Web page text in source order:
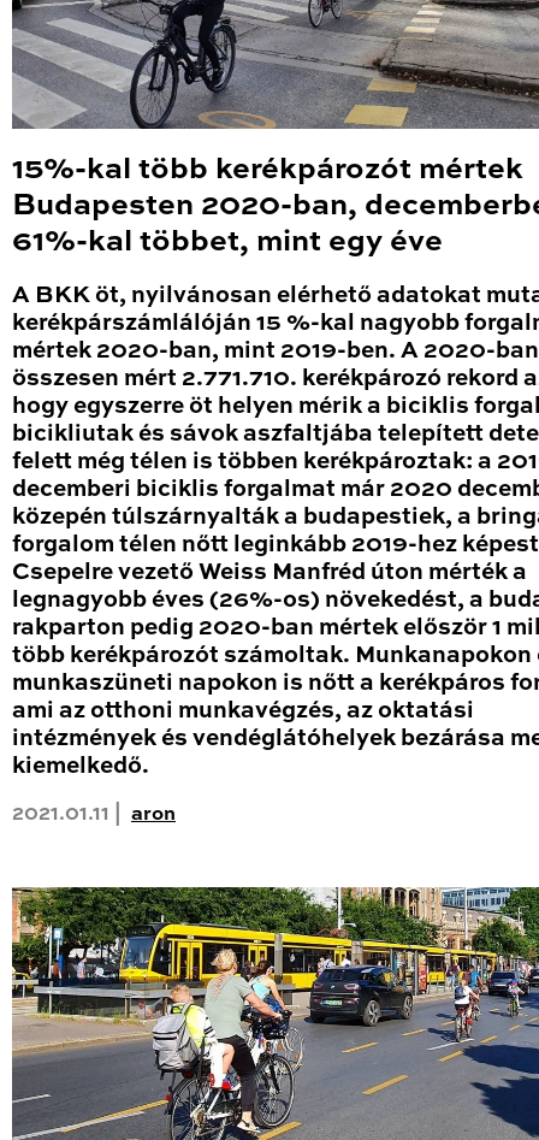
15%-kal több kerékpározót mértek
Budapesten 2020-ban,
61%-kal többet, mint egy éve
A BKK öt, nyilvánosan elérhető adatokat
kerékpárszámlálóján 15 %-kal nagyobb
mértek 2020-ban, mint 2019-ben. A 2020-ban
összesen mért 2.771.710. kerékpározó rekord
hogy egyszerre öt helyen mérik a biciklis
bicikliutak és sávok aszfaltjába telepített
felett még télen is többen kerékpároztak: a
decemberi biciklis forgalmat már 2020
közepén túlszárnyalták a budapestiek, a
forgalom télen nőtt leginkább 2019-hez
Csepelre vezető Weiss Manfréd úton mérték a
legnagyobb éves (26%-os) növekedést, a
rakparton pedig 2020-ban mértek először 1
több kerékpározót számoltak. Munkanapokon
munkaszüneti napokon is nőtt a kerékpáros
ami az otthoni munkavégzés, az oktatási
intézmények és vendéglátóhelyek bezárása
kiemelkedő.
2021.01.11 | aron